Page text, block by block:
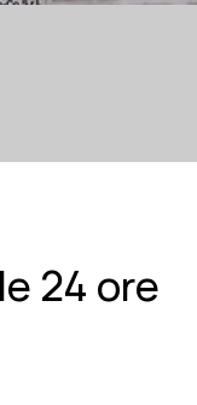
24 ore